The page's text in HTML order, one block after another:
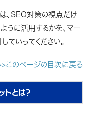
、SEO対策の視点だけ
うに活用するかを、マー
ていってください。
このページの目次に戻る
トとは？